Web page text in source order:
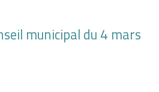
municipal du 4 mars